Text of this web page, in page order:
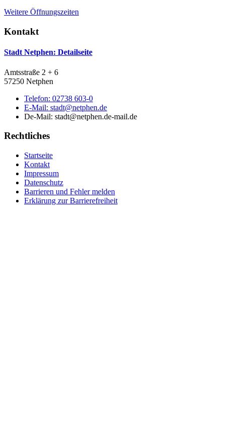
Weitere Öffnungszeiten
Kontakt
Stadt Netphen: Detailseite
Amtsstraße 2 + 6
57250 Netphen
Telefon: 02738 603-0
E-Mail: stadt@netphen.de
De-Mail: stadt@netphen.de-mail.de
Rechtliches
Startseite
Kontakt
Impressum
Datenschutz
Barrieren und Fehler melden
Erklärung zur Barrierefreiheit